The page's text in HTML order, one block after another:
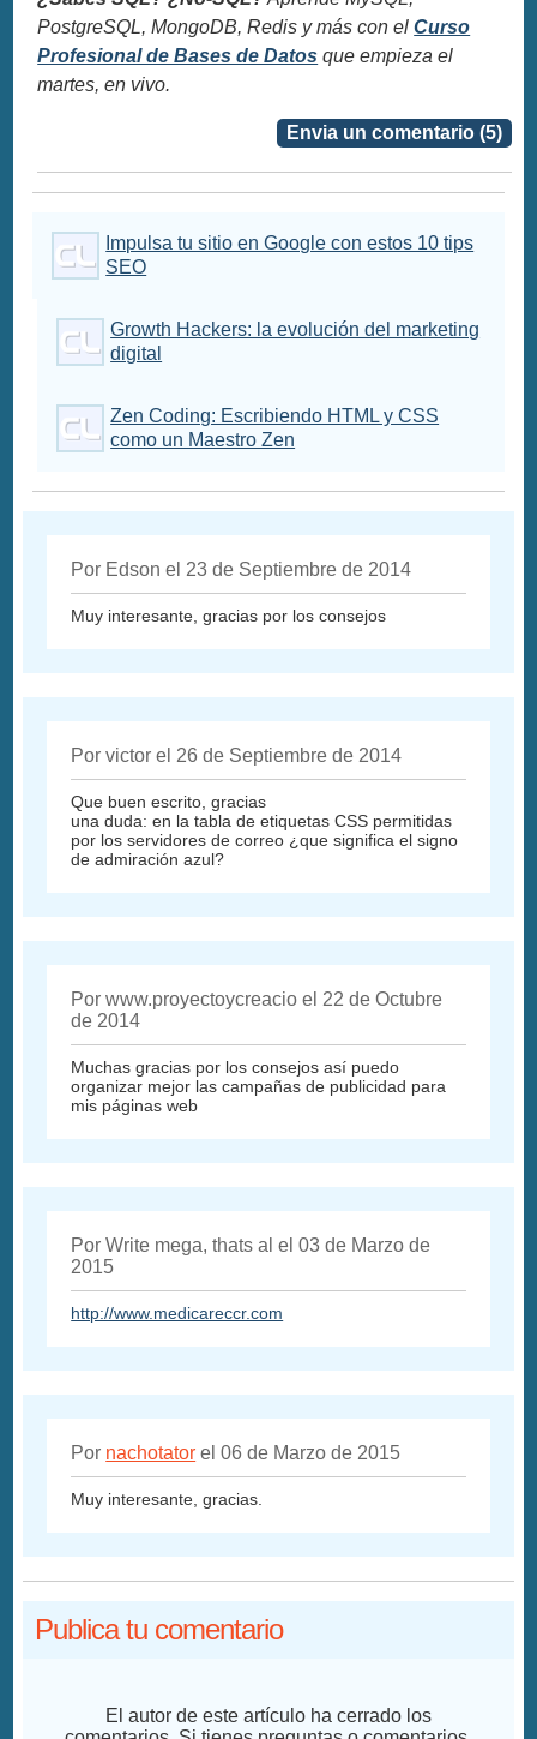
PostgreSQL, MongoDB, Redis y más con elCurso
Profesional de Bases de Datos que empieza el
martes, en vivo.
Envia un comentario (5)
Impulsa tu sitio en Google con estos 10 tips
SEO
Growth Hackers: la evolución del marketing
digital
Zen Coding: Escribiendo HTML y CSS
como un Maestro Zen
Por Edson el 23 de Septiembre de 2014
Muy interesante, gracias por los consejos
Por victor el 26 de Septiembre de 2014
Que buen escrito, gracias
una duda: en la tabla de etiquetas CSS permitidas
por los servidores de correo ¿que significa el signo
de admiración azul?
Por www.proyectoycreacio el 22 de Octubre
de 2014
Muchas gracias por los consejos así puedo
organizar mejor las campañas de publicidad para
mis páginas web
Por Write mega, thats al el 03 de Marzo de
2015
http://www.medicareccr.com
Por nachotator el 06 de Marzo de 2015
Muy interesante, gracias.
Publica tu comentario
El autor de este artículo ha cerrado los